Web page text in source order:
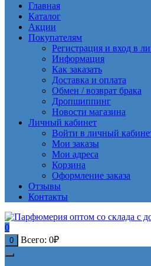
Главная
Каталог
Акции
Покупателям
Регистрация и вход в
Информация
Как заказать
Доставка и оплата
Обмен / возврат брака
Дропшиппинг
Новости магазина
Личный кабинет
Войти в личный
Мои заказы
Мои адреса
Корзина
Оформление заказа
Отзывы
Контакты
0
0 Всего: 0₽